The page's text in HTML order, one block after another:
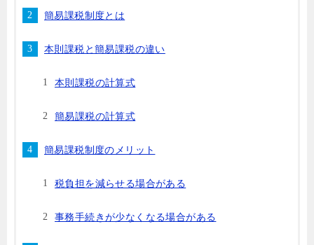
簡易課税制度とは
本則課税と簡易課税の違い
本則課税の計算式
簡易課税の計算式
簡易課税制度のメリット
税負担を減らせる場合がある
事務手続きが少なくなる場合がある